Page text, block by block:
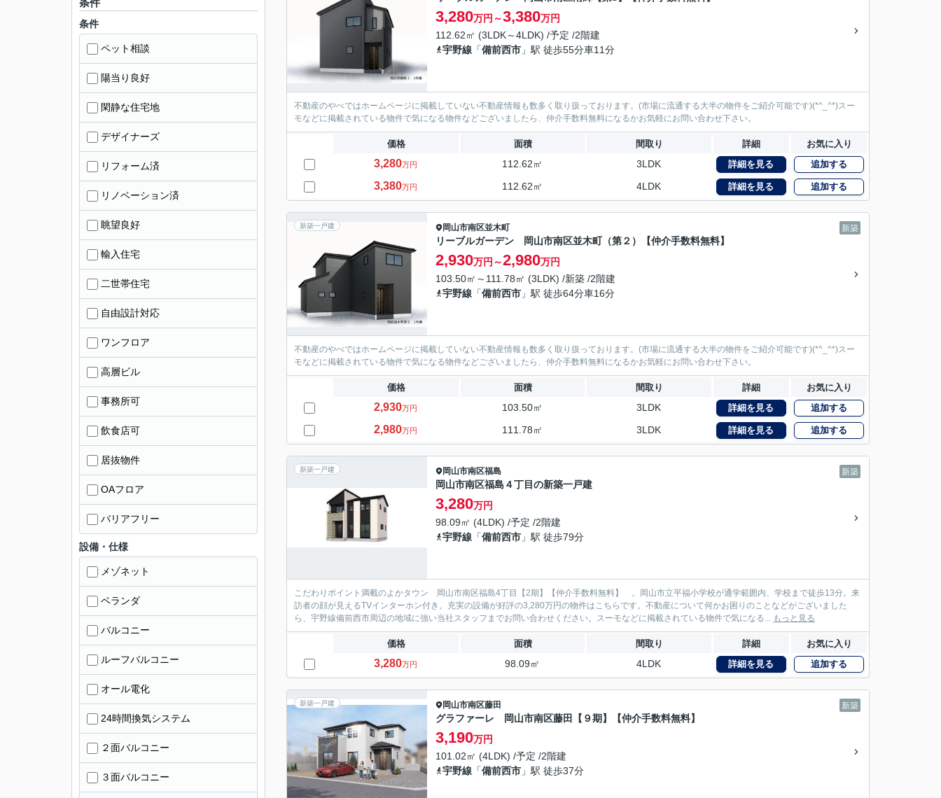
3,280万円～3,380万円
112.62㎡ (3LDK～4LDK) /予定 /2階建
宇野線 「備前西市 」駅 徒歩55分車11分
不動産のやべではホームページに掲載していない不動産情報も数多く取り扱っております。(市場に流通する大半の物件をご紹介可能です)(*^_^*)スー
モなどに掲載されている物件で気になる物件などございましたら、仲介手数料無料になるかお気軽にお問い合わせ下さい。
価格 面積 間取り 詳細 お気に入り
3,280万円 112.62㎡ 3LDK 詳細を見る 追加する
3,380万円 112.62㎡ 4LDK 詳細を見る 追加する
新築一戸建 新築
岡山市南区並木町
リーブルガーデン 岡山市南区並木町（第２）【仲介手数料無料】
2,930万円～2,980万円
103.50㎡～111.78㎡ (3LDK) /新築 /2階建
宇野線 「備前西市 」駅 徒歩64分車16分
不動産のやべではホームページに掲載していない不動産情報も数多く取り扱っております。(市場に流通する大半の物件をご紹介可能です)(*^_^*)スー
モなどに掲載されている物件で気になる物件などございましたら、仲介手数料無料になるかお気軽にお問い合わせ下さい。
価格 面積 間取り 詳細 お気に入り
2,930万円 103.50㎡ 3LDK 詳細を見る 追加する
2,980万円 111.78㎡ 3LDK 詳細を見る 追加する
新築一戸建 新築
岡山市南区福島
岡山市南区福島４丁目の新築一戸建
3,280万円
98.09㎡ (4LDK) /予定 /2階建
宇野線 「備前西市 」駅 徒歩79分
こだわりポイント満載のよかタウン 岡山市南区福島4丁目【2期】【仲介手数料無料】 。岡山市立平福小学校が通学範囲内、学校まで徒歩13分。来
訪者の顔が見えるTVインターホン付き。充実の設備が好評の3,280万円の物件はこちらです。不動産について何かお困りのことなどがございました
ら、宇野線備前西市周辺の地域に強い当社スタッフまでお問い合わせください。スーモなどに掲載されている物件で気になる... もっと見る
価格 面積 間取り 詳細 お気に入り
3,280万円 98.09㎡ 4LDK 詳細を見る 追加する
新築一戸建 新築
岡山市南区藤田
グラファーレ 岡山市南区藤田【９期】【仲介手数料無料】
3,190万円
101.02㎡ (4LDK) /予定 /2階建
宇野線 「備前西市 」駅 徒歩37分
条件
条件
ペット相談
陽当り良好
閑静な住宅地
デザイナーズ
リフォーム済
リノベーション済
眺望良好
輸入住宅
二世帯住宅
自由設計対応
ワンフロア
高層ビル
事務所可
飲食店可
居抜物件
OAフロア
バリアフリー
設備・仕様
メゾネット
ベランダ
バルコニー
ルーフバルコニー
オール電化
24時間換気システム
２面バルコニー
３面バルコニー